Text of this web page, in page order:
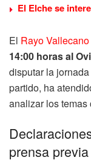
El Elche se
El Rayo Vallecano
14:00 horas al
disputar la
partido, ha
analizar los
prensa previa